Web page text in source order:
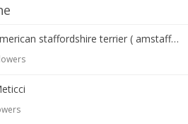
Gruppo American staffordshire terrier ( amstaff, amastaff )